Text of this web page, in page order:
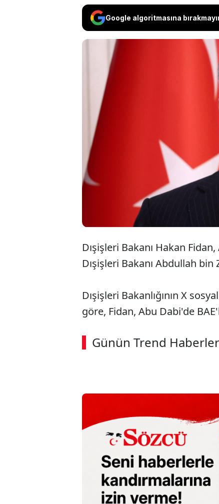
Google algoritmasına
Dışişleri Bakanı Hakan
Dışişleri Bakanı Abdullah
Dışişleri Bakanlığının X
göre, Fidan, Abu Dabi'de
Günün Trend
00:02 / 08:43